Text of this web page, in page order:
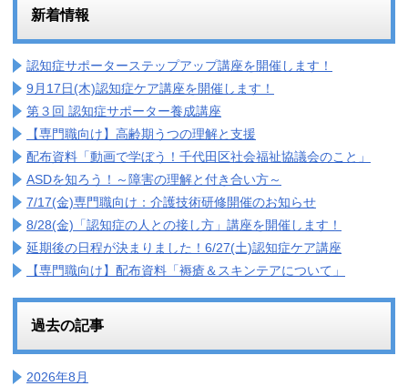
新着情報
認知症サポーターステップアップ講座を開催します！
9月17日(木)認知症ケア講座を開催します！
第３回 認知症サポーター養成講座
【専門職向け】高齢期うつの理解と支援
配布資料「動画で学ぼう！千代田区社会福祉協議会のこと」
ASDを知ろう！～障害の理解と付き合い方～
7/17(金)専門職向け：介護技術研修開催のお知らせ
8/28(金)「認知症の人との接し方」講座を開催します！
延期後の日程が決まりました！6/27(土)認知症ケア講座
【専門職向け】配布資料「褥瘡＆スキンテアについて」
過去の記事
2026年8月